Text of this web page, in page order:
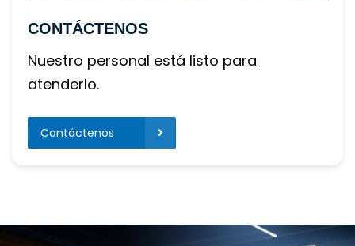
CONTÁCTENOS
Nuestro personal está listo para
atenderlo.
Contáctenos